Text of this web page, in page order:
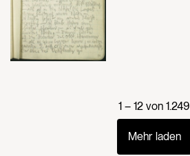
1 – 12 von 1.249
Mehr laden